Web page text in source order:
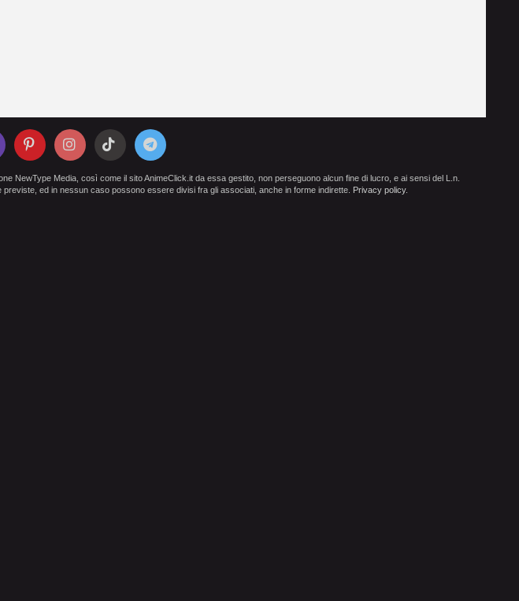
NewType Media, così come il sito AnimeClick.it da essa gestito, non perseguono alcun fine di lucro, e ai sensi del L.n.
ed in nessun caso possono essere divisi fra gli associati, anche in forme indirette. Privacy policy.